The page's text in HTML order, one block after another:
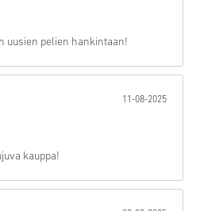
uusien pelien hankintaan!
11-08-2025
kauppa!